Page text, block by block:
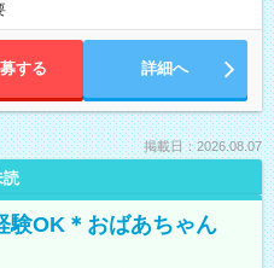
する 詳細へ
掲載日：2026.08.07
読
験OK＊おばあちゃん